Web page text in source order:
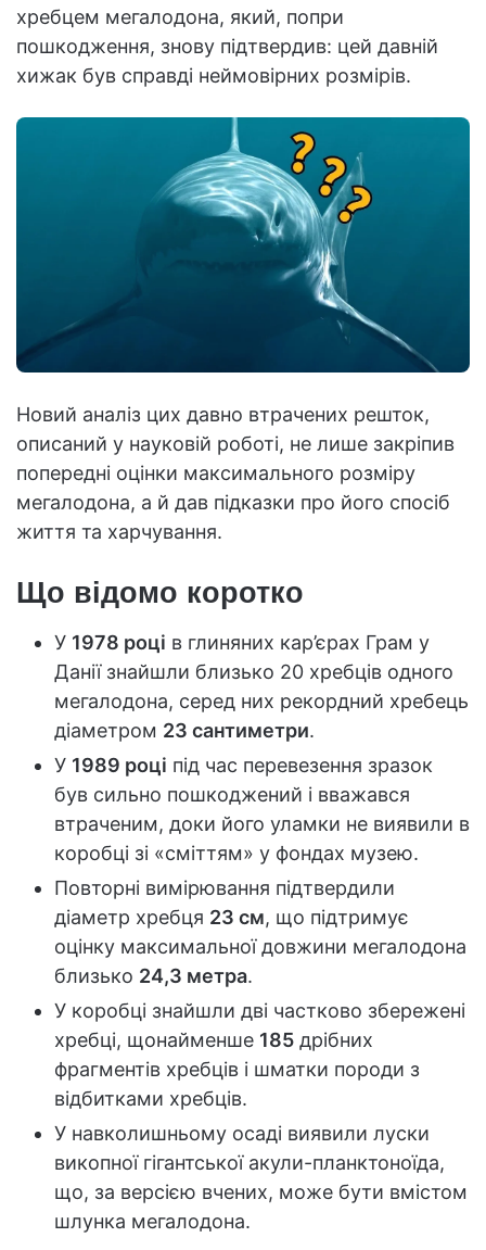
хребцем мегалодона, який, попри
пошкодження, знову підтвердив: цей давній
хижак був справді неймовірних розмірів.
Новий аналіз цих давно втрачених решток,
описаний у науковій роботі, не лише закріпив
попередні оцінки максимального розміру
мегалодона, а й дав підказки про його спосіб
життя та харчування.
Що відомо коротко
У 1978 році в глиняних кар’єрах Грам у
Данії знайшли близько 20 хребців одного
мегалодона, серед них рекордний хребець
діаметром 23 сантиметри.
У 1989 році під час перевезення зразок
був сильно пошкоджений і вважався
втраченим, доки його уламки не виявили в
коробці зі «сміттям» у фондах музею.
Повторні вимірювання підтвердили
діаметр хребця 23 см, що підтримує
оцінку максимальної довжини мегалодона
близько 24,3 метра.
У коробці знайшли дві частково збережені
хребці, щонайменше 185 дрібних
фрагментів хребців і шматки породи з
відбитками хребців.
У навколишньому осаді виявили луски
викопної гігантської акули-планктоноїда,
що, за версією вчених, може бути вмістом
шлунка мегалодона.